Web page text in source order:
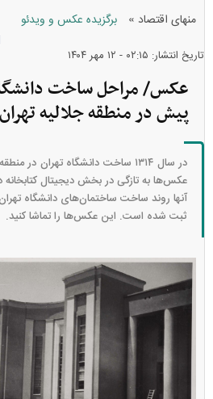
منهای اقتصاد » برگزیده عکس و ویدئو
تاریخ انتشار: ۰۲:۱۵ - ۱۲ مهر ۱۴۰۴
پیش در منطقه جلالیه تهران
در سال ۱۳۱۴ ساخت دانشگاه تهران
عکس‌ها به تازگی در بخش دیجیتال کتابخانه
آنها روند ساخت ساختمان‌های دانشگاه
ثبت شده است. این عکس‌ها را تماشا کنید.